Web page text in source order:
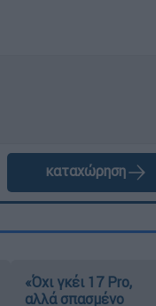
καταχώρηση
«Όχι γκέι 17 Pro,
αλλά σπασμένο